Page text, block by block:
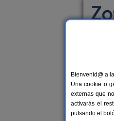
Bienvenid@ a
Una cookie o
externas que
activarás el
pulsando el